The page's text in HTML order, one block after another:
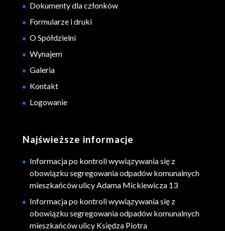
Dokumenty dla członków
Formularze i druki
O Spółdzielni
Wynajem
Galeria
Kontakt
Logowanie
Najświeższe informacje
Informacja po kontroli wywiązywania się z
obowiązku segregowania odpadów komunalnych
mieszkańców ulicy Adama Mickiewicza 13
Informacja po kontroli wywiązywania się z
obowiązku segregowania odpadów komunalnych
mieszkańców ulicy Księdza Piotra